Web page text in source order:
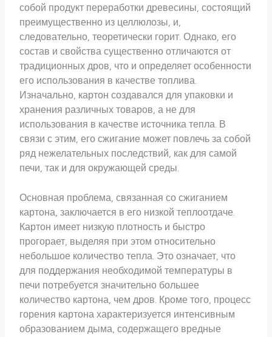
собой продукт переработки древесины, состоящий
преимущественно из целлюлозы, и,
следовательно, теоретически горит. Однако, его
состав и свойства существенно отличаются от
традиционных дров, что и определяет особенности
его использования в качестве топлива.
Изначально, картон создавался для упаковки и
хранения различных товаров, а не для
использования в качестве источника тепла. В
связи с этим, его сжигание может повлечь за собой
ряд нежелательных последствий, как для самой
печи, так и для окружающей среды.
Основная проблема, связанная со сжиганием
картона, заключается в его низкой теплоотдаче.
Картон имеет низкую плотность и быстро
прогорает, выделяя при этом относительно
небольшое количество тепла. Это означает, что
для поддержания необходимой температуры в
печи потребуется значительно большее
количество картона, чем дров. Кроме того, процесс
горения картона характеризуется интенсивным
образованием дыма, содержащего вредные